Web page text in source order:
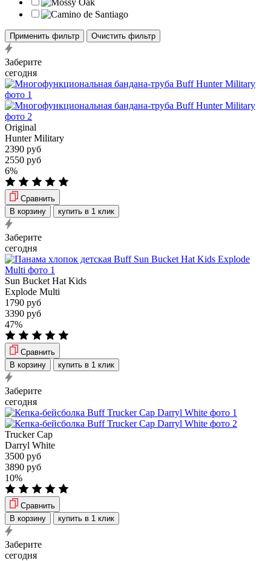
Применить фильтр Очистить фильтр
Заберите
сегодня
Original
Hunter Military
2390 руб
2550 руб
6%
Сравнить
В корзину
купить в 1 клик
Заберите
сегодня
Sun Bucket Hat Kids
Explode Multi
1790 руб
3390 руб
47%
Сравнить
В корзину
купить в 1 клик
Заберите
сегодня
Trucker Cap
Darryl White
3500 руб
3890 руб
10%
Сравнить
В корзину
купить в 1 клик
Заберите
сегодня